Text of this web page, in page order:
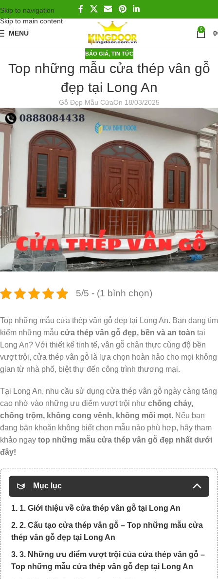
Skip to navigation
Skip to main content
MENU
0 0
BÁO GIÁ, TIN TỨC
Top những mẫu cửa thép vân gỗ
đẹp tại Long An
Gỗ Đẹp Mẫu CửaOn 18/03/2025
5/5 - (1 bình chọn)
Top những mẫu cửa thép vân gỗ đẹp tại Long An. Bạn đang tìm
kiếm những mẫu cửa thép vân gỗ đẹp, bền và an toàn tại
Long An? Với thiết kế tinh tế, vân gỗ chân thực cùng độ bền
vượt trội, cửa thép vân gỗ là lựa chọn hoàn hảo cho mọi không
gian từ nhà phố, biệt thự đến công trình thương mại.
Tại Long An, nhu cầu sử dụng cửa thép vân gỗ ngày càng tăng
cao nhờ vào những ưu điểm vượt trội như chống cháy,
chống trộm, không cong vênh, không mối mọt. Nếu bạn
đang băn khoăn không biết chọn mẫu nào phù hợp, hãy tham
khảo ngay top những mẫu cửa thép vân gỗ đẹp nhất dưới
đây!
Mục lục
1. 1. Giới thiệu về cửa thép vân gỗ tại Long An
2. 2. Cấu tạo cửa thép vân gỗ – Top những mẫu cửa
thép vân gỗ đẹp tại Long An
3. 3. Những ưu điểm vượt trội của cửa thép vân gỗ –
Top những mẫu cửa thép vân gỗ đẹp tại Long An